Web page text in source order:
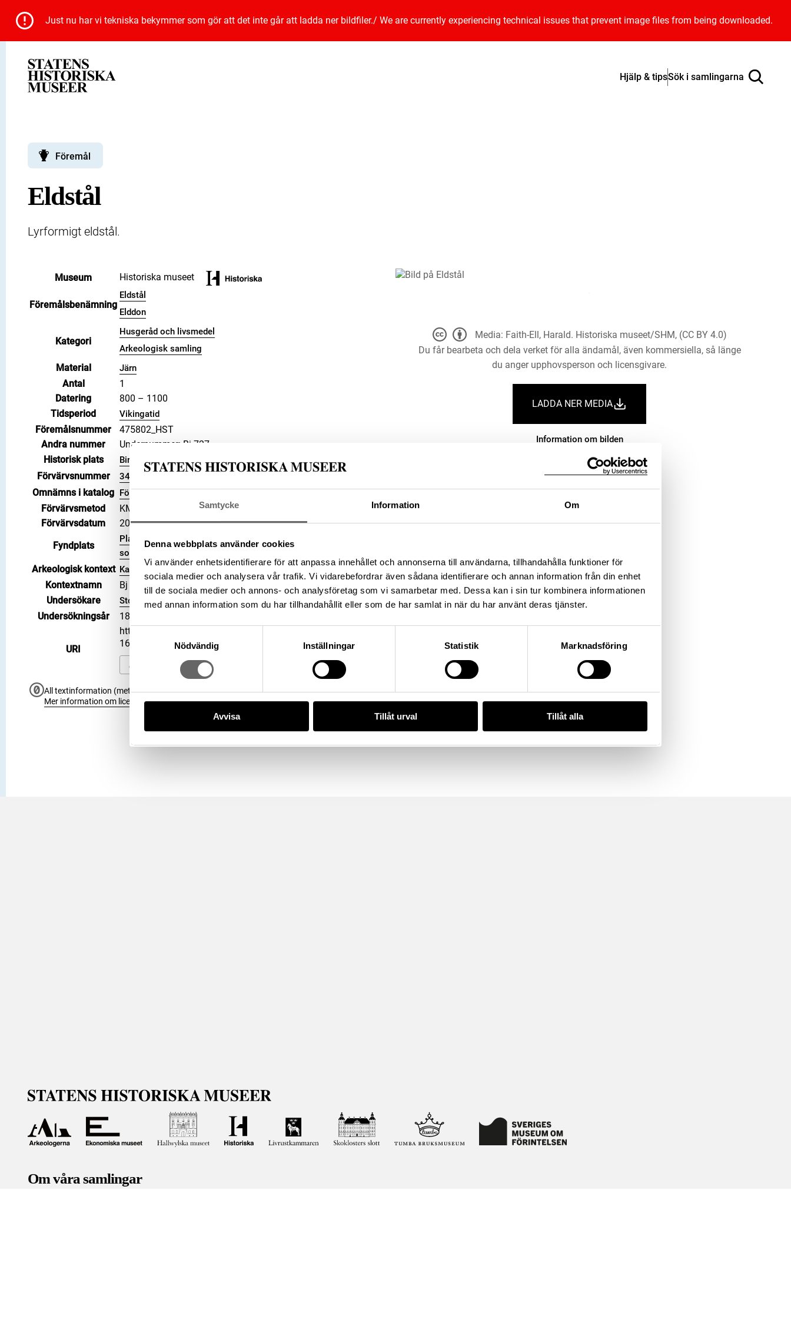
Samtycke Information Om
Denna webbplats använder cookies
Vi använder enhetsidentifierare för att anpassa innehållet och annonserna till användarna, tillhandahålla funktioner för
sociala medier och analysera vår trafik. Vi vidarebefordrar även sådana identifierare och annan information från din enhet
till de sociala medier och annons- och analysföretag som vi samarbetar med. Dessa kan i sin tur kombinera informationen
med annan information som du har tillhandahållit eller som de har samlat in när du har använt deras tjänster.
Nödvändig
Inställningar Statistik Marknadsföring
Avvisa Tillåt urval Tillåt alla
Just nu har vi tekniska bekymmer som gör att det inte går att ladda ner bildfiler./ We are currently experiencing technical issues that prevent image files from being downloaded.
Hjälp & tipsSök i samlingarna
Föremål
Eldstål
Lyrformigt eldstål.
Museum Historiska museet
Föremålsbenämning
Eldstål
Elddon
Kategori
Husgeråd och livsmedel
Arkeologisk samling
Material Järn
Antal
1
Datering
800 – 1100
Tidsperiod
Vikingatid
Föremålsnummer
475802_HST
Andra nummer
Undernummer: Bj 727
Historisk plats
Birka, Adelsö socken
Förvärvsnummer 34000
Omnämns i katalog Förvärv: 34000 på Catview
Förvärvsmetod
KML
Förvärvsdatum
2000
Fyndplats
Plats: Björkö, Hemlanden, Fornlämning: L2017:1904, Socken: Adelsö
socken, Kommun: Ekerö kommun, Landskap: Uppland, Land: Sverige
Arkeologisk kontext Kammargrav, Grav, Obekant yttre gravskick: 727
Kontextnamn
Bj 727
Undersökare
Stolpe, Hjalmar
Undersökningsår 1879
URI
https://samlingar.shm.se/object/5206B780-835B-403E-B3A9-
1654A0413E28
All textinformation (metadata) på denna sida är fri att använda enligt licensen CC0.
Mer information om licenser hos Statens historiska museer.
Media: Faith-Ell, Harald. Historiska museet/SHM, (CC BY 4.0)
Du får bearbeta och dela verket för alla ändamål, även kommersiella, så länge
du anger upphovsperson och licensgivare.
LADDA NER MEDIA
Information om bilden
Om våra samlingar